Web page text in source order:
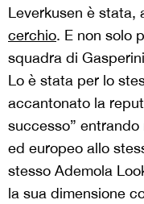
Leverkusen è stata,
cerchio. E non solo
squadra di
Lo è stata per lo
accantonato la
successo”
ed europeo allo
stesso Ademola
la sua dimensione